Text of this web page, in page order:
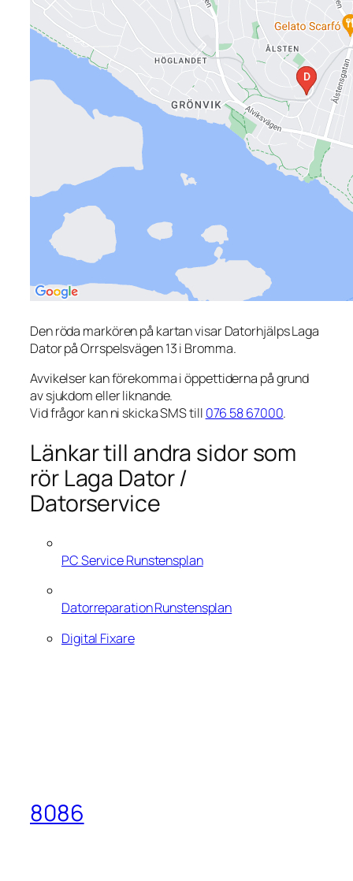
Den röda markören på kartan visar Datorhjälps Laga
Dator på Orrspelsvägen 13 i Bromma.
Avvikelser kan förekomma i öppettiderna på grund
av sjukdom eller liknande.
Vid frågor kan ni skicka SMS till 076 58 67000.
Länkar till andra sidor som
rör Laga Dator /
Datorservice
PC Service Runstensplan
Datorreparation Runstensplan
Digital Fixare
8086